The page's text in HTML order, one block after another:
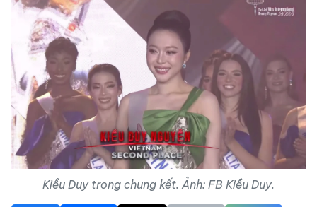
Kiều Duy trong chung kết. Ảnh: FB Kiều Duy.